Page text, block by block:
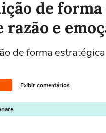
de
e
de forma
Exibir comentários